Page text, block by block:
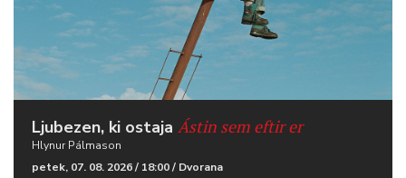
Ljubezen, ki ostaja Ástin sem eftir er
Hlynur Pálmason
petek, 07. 08. 2026 / 18:00 / Dvorana